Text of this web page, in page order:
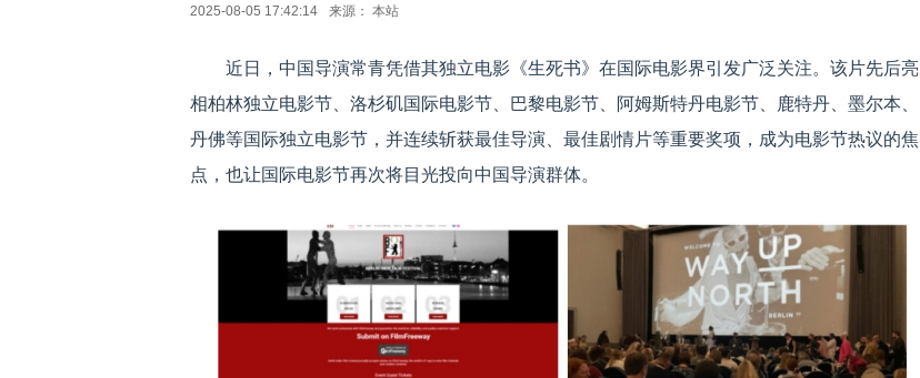
2025-08-05 17:42:14 来源： 本站
近日，中国导演常青凭借其独立电影《生死书》在国际电影界引发广泛关注。该片先后亮
相柏林独立电影节、洛杉矶国际电影节、巴黎电影节、阿姆斯特丹电影节、鹿特丹、墨尔本、
丹佛等国际独立电影节，并连续斩获最佳导演、最佳剧情片等重要奖项，成为电影节热议的焦
点，也让国际电影节再次将目光投向中国导演群体。